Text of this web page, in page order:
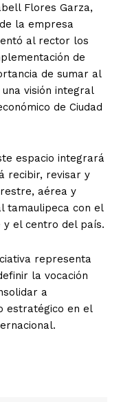
Flores Garza,
la empresa
al rector los
de
de sumar al
visión integral
de Ciudad
espacio integrará
recibir, revisar y
aérea y
tamaulipeca con el
el centro del país.
representa
la vocación
a
estratégico en el